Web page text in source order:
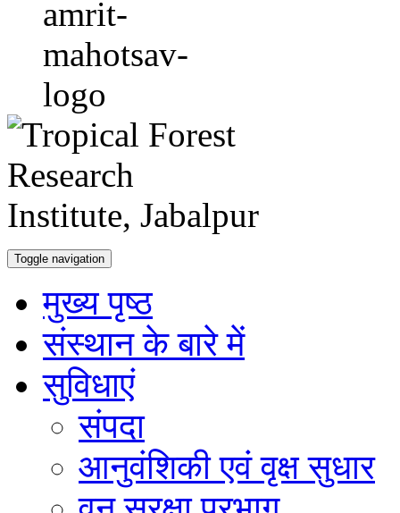
Toggle navigation
मुख्य पृष्ठ
संस्थान के बारे में
सुविधाएं
संपदा
आनुवंशिकी एवं वृक्ष सुधार